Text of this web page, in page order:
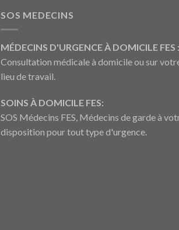
SOS MEDECINS
MÉDECINS D'URGENCE À DOMICILE FES :
Consultation médicale à domicile ou sur
lieu de travail.
SOINS À DOMICILE FES:
SOS Médecins FES, Médecins de garde à
disposition pour tout type d'urgence.